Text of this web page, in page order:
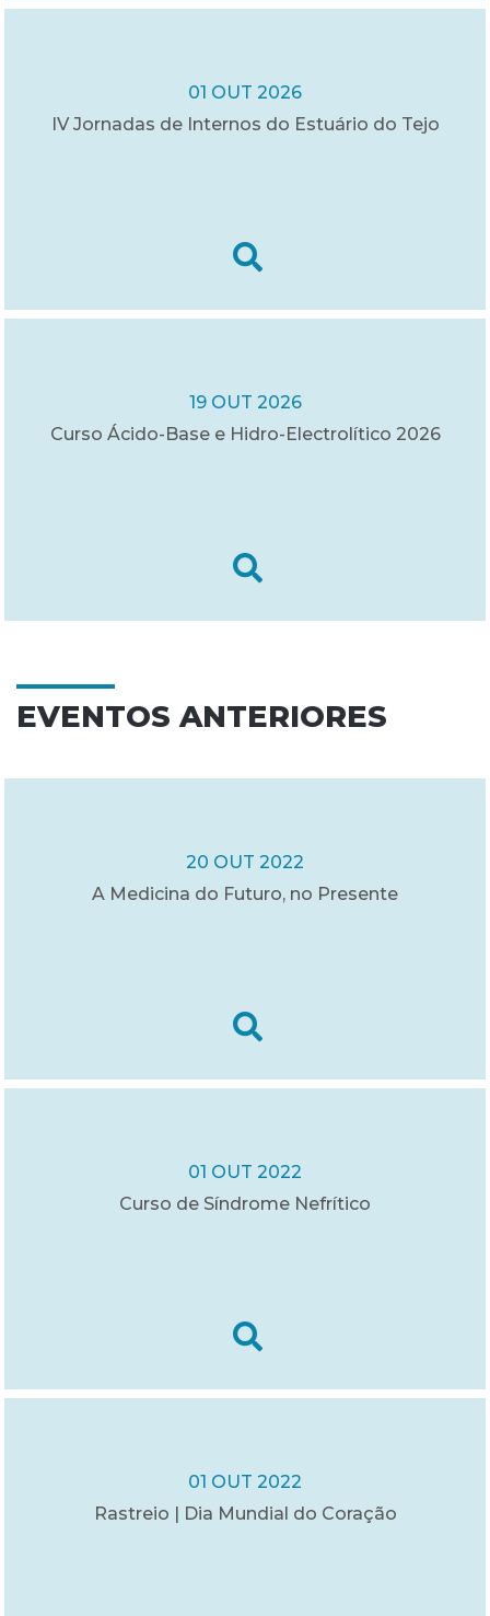
01 OUT 2026
IV Jornadas de Internos do Estuário do Tejo
19 OUT 2026
Curso Ácido-Base e Hidro-Electrolítico 2026
EVENTOS ANTERIORES
20 OUT 2022
A Medicina do Futuro, no Presente
01 OUT 2022
Curso de Síndrome Nefrítico
01 OUT 2022
Rastreio | Dia Mundial do Coração